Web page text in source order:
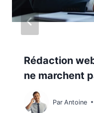
Rédaction
ne marchent
Par Antoine